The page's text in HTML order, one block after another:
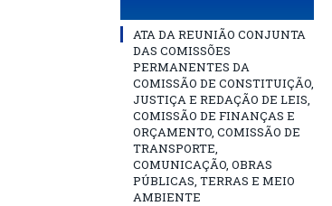
ATA DA REUNIÃO CONJUNTA
DAS COMISSÕES
PERMANENTES DA
COMISSÃO DE CONSTITUIÇÃO,
JUSTIÇA E REDAÇÃO DE LEIS,
COMISSÃO DE FINANÇAS E
ORÇAMENTO, COMISSÃO DE
TRANSPORTE,
COMUNICAÇÃO, OBRAS
PÚBLICAS, TERRAS E MEIO
AMBIENTE